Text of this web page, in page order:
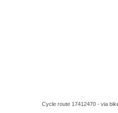
Cycle route 17412470- via